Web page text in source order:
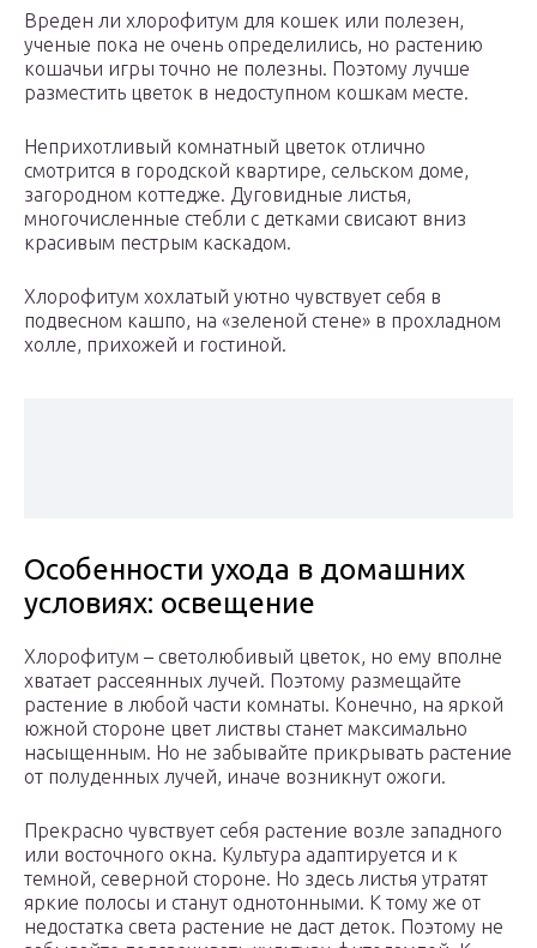
Вреден ли хлорофитум для кошек или полезен,
ученые пока не очень определились, но растению
кошачьи игры точно не полезны. Поэтому лучше
разместить цветок в недоступном кошкам месте.
Неприхотливый комнатный цветок отлично
смотрится в городской квартире, сельском доме,
загородном коттедже. Дуговидные листья,
многочисленные стебли с детками свисают вниз
красивым пестрым каскадом.
Хлорофитум хохлатый уютно чувствует себя в
подвесном кашпо, на «зеленой стене» в прохладном
холле, прихожей и гостиной.
Особенности ухода в домашних
условиях: освещение
Хлорофитум – светолюбивый цветок, но ему вполне
хватает рассеянных лучей. Поэтому размещайте
растение в любой части комнаты. Конечно, на яркой
южной стороне цвет листвы станет максимально
насыщенным. Но не забывайте прикрывать растение
от полуденных лучей, иначе возникнут ожоги.
Прекрасно чувствует себя растение возле западного
или восточного окна. Культура адаптируется и к
темной, северной стороне. Но здесь листья утратят
яркие полосы и станут однотонными. К тому же от
недостатка света растение не даст деток. Поэтому не